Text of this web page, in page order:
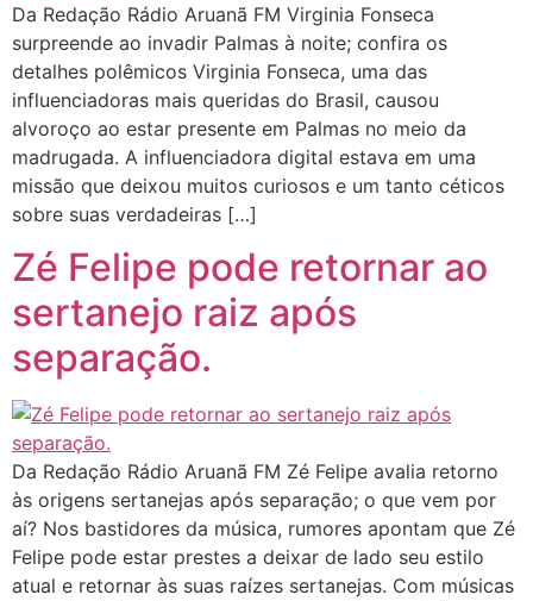
Da Redação Rádio Aruanã FM Virginia Fonseca
surpreende ao invadir Palmas à noite; confira os
detalhes polêmicos Virginia Fonseca, uma das
influenciadoras mais queridas do Brasil, causou
alvoroço ao estar presente em Palmas no meio da
madrugada. A influenciadora digital estava em uma
missão que deixou muitos curiosos e um tanto céticos
sobre suas verdadeiras […]
Zé Felipe pode retornar ao
sertanejo raiz após
separação.
Da Redação Rádio Aruanã FM Zé Felipe avalia retorno
às origens sertanejas após separação; o que vem por
aí? Nos bastidores da música, rumores apontam que Zé
Felipe pode estar prestes a deixar de lado seu estilo
atual e retornar às suas raízes sertanejas. Com músicas